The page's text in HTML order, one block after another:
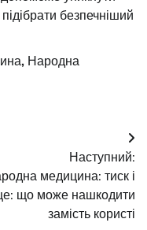
безпечніший
, Народна
Наступний:
медицина: тиск і
що може нашкодити
замість користі